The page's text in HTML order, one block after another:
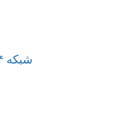
شبکه ۴ سیما – برنامه ضیافت عاشورایی